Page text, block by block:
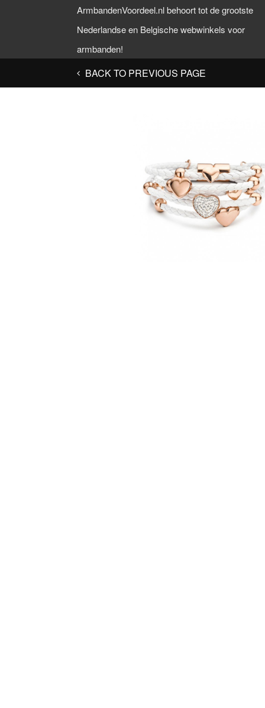
ArmbandenVoordeel.nl behoort tot de grootste
Nederlandse en Belgische webwinkels voor
armbanden!
BACK TO PREVIOUS PAGE